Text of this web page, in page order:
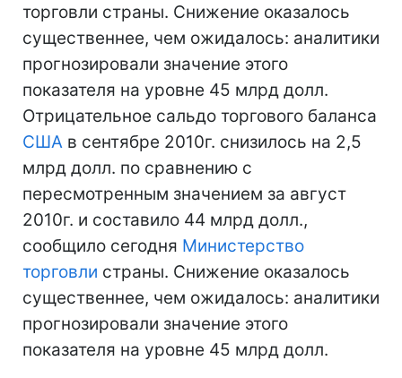
торговли страны. Снижение оказалось
существеннее, чем ожидалось: аналитики
прогнозировали значение этого
показателя на уровне 45 млрд долл.
Отрицательное сальдо торгового баланса
США в сентябре 2010г. снизилось на 2,5
млрд долл. по сравнению с
пересмотренным значением за август
2010г. и составило 44 млрд долл.,
сообщило сегодня Министерство
торговли страны. Снижение оказалось
существеннее, чем ожидалось: аналитики
прогнозировали значение этого
показателя на уровне 45 млрд долл.